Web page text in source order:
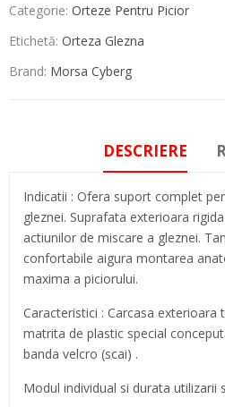
Categorie: Orteze Pentru Picior
Etichetă: Orteza Glezna
Brand: Morsa Cyberg
DESCRIERE
Indicatii : Ofera suport complet
gleznei. Suprafata exterioara
actiunilor de miscare a gleznei.
confortabile aigura montarea
maxima a piciorului.
Caracteristici : Carcasa exterioara
matrita de plastic special
banda velcro (scai) .
Modul individual si durata utilizarii